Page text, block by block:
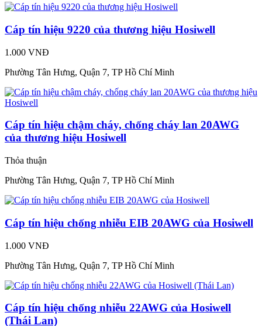
Cáp tín hiệu 9220 của thương hiệu Hosiwell
1.000 VNĐ
Phường Tân Hưng, Quận 7, TP Hồ Chí Minh
Cáp tín hiệu chậm cháy, chống cháy lan 20AWG
của thương hiệu Hosiwell
Thỏa thuận
Phường Tân Hưng, Quận 7, TP Hồ Chí Minh
Cáp tín hiệu chống nhiễu EIB 20AWG của Hosiwell
1.000 VNĐ
Phường Tân Hưng, Quận 7, TP Hồ Chí Minh
Cáp tín hiệu chống nhiễu 22AWG của Hosiwell
(Thái Lan)